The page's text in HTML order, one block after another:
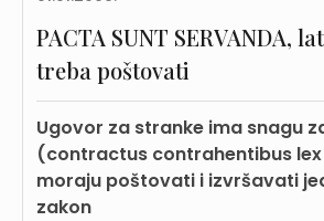
PACTA SUNT SERVANDA,
treba poštovati
Ugovor za stranke ima snagu
(contractus contrahentibus
moraju poštovati i izvršavati
zakon